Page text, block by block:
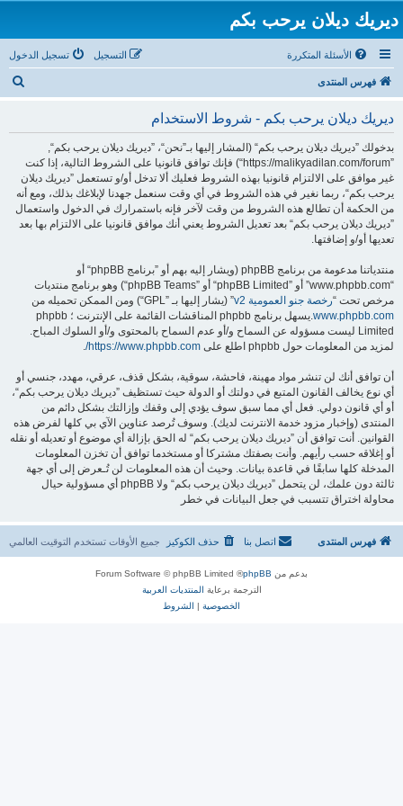
ديريك ديلان يرحب بكم
الأسئلة المتكررة تسجيل الدخول التسجيل
فهرس المنتدى
ديريك ديلان يرحب بكم - شروط الاستخدام
بدخولك ”ديريك ديلان يرحب بكم“ (المشار إليها بـ”نحن“، ”ديريك ديلان يرحب بكم“,
”https://malikyadilan.com/forum“) فإنك توافق قانونيا على الشروط التالية، إذا كنت
غير موافق على الالتزام قانونيا بهذه الشروط فعليك ألا تدخل أو/و تستعمل ”ديريك ديلان
يرحب بكم“، ربما نغير في هذه الشروط في أي وقت سنعمل جهدنا لإبلاغك بذلك، ومع أنه
من الحكمة أن تطالع هذه الشروط من وقت لآخر فإنه باستمرارك في الدخول واستعمال
”ديريك ديلان يرحب بكم“ بعد تعديل الشروط يعني أنك موافق قانونيا على الالتزام بها بعد
تعديها أو/و إضافتها.
منتدياتنا مدعومة من برنامج phpBB (ويشار إليه بهم أو ”برنامج phpBB“ أو
“www.phpbb.com” أو ”phpBB Limited“ أو ”phpBB Teams“) وهو برنامج منتديات
مرخص تحت “رخصة جنو العمومية v2
” (يشار إليها بـ ”GPL“) ومن الممكن تحميله من
www.phpbb.com
.يسهل برنامج phpbb المناقشات القائمة على الإنترنت ؛ phpbb
Limited ليست مسؤوله عن السماح و/أو عدم السماح بالمحتوى و/أو السلوك المباح.
لمزيد من المعلومات حول phpbb اطلع على
https://www.phpbb.com/
.
أن توافق أنك لن تنشر مواد مهينة، فاحشة، سوقية، بشكل قذف، عرقي، مهدد، جنسي أو
أي نوع يخالف القانون المتبع في دولتك أو الدولة حيث تستظيف ”ديريك ديلان يرحب بكم“،
أو أي قانون دولي. فعل أي مما سبق سوف يؤدي إلى وقفك وإزالتك بشكل دائم من
المنتدى (وإخبار مزود خدمة الانترنت لديك). وسوف تُرصد عناوين الآي بي كلها لفرض هذه
القوانين. أنت توافق أن ”ديريك ديلان يرحب بكم“ له الحق بإزالة أي موضوع أو تعديله أو نقله
أو إغلاقه حسب رأيهم. وأنت بصفتك مشتركا أو مستخدما توافق أن تخزن المعلومات
المدخلة كلها سابقًا في قاعدة بيانات. وحيث أن هذه المعلومات لن تُـعرض إلى أي جهة
ثالثة دون علمك، لن يتحمل ”ديريك ديلان يرحب بكم“ ولا phpBB أي مسؤولية حيال
محاولة اختراق تتسبب في جعل البيانات في خطر
فهرس المنتدى جميع الأوقات تستخدم التوقيت العالمي حذف الكوكيز اتصل بنا
بدعم من phpBB
® Forum Software © phpBB Limited
الترجمة برعاية المنتديات العربية
الخصوصية | الشروط